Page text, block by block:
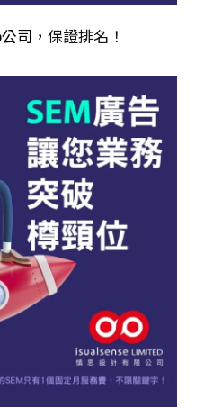
司 ，保證排名！